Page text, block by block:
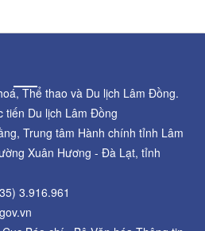
Thể thao và Du lịch Lâm Đồng.
tiến Du lịch Lâm Đồng
Trung tâm Hành chính tỉnh Lâm
Xuân Hương - Đà Lạt, tỉnh
3.916.961